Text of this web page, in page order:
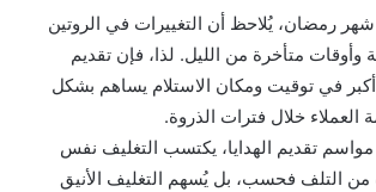
رمضان، يُلاحظ أن التغييرات في الروتين
وأوقات متأخرة من الليل. لذا، فإن تقديم
في توقيت ومكان الاستلام يساهم بشكل
خلال فترات الذروة.
تقديم الهدايا، يكتسب التغليف نفس
التلف فحسب، بل يُسهم التغليف الأنيق